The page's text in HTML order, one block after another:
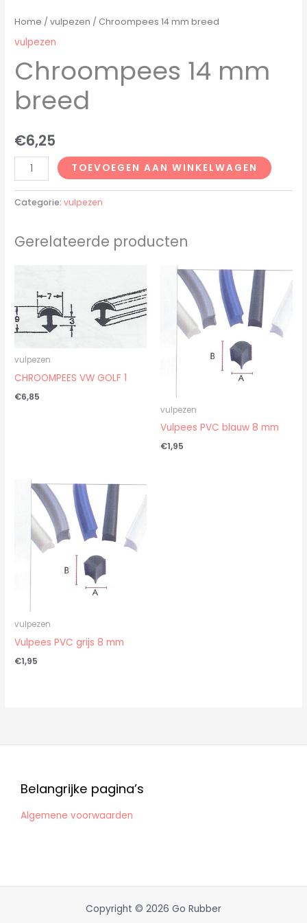
Home /vulpezen / Chroompees 14 mm breed
vulpezen
Chroompees 14 mm
breed
€6,25
TOEVOEGEN AAN WINKELWAGEN
Categorie:vulpezen
Gerelateerde producten
vulpezen
CHROOMPEES VW GOLF 1
€6,85
vulpezen
Vulpees PVC blauw 8 mm
€1,95
vulpezen
Vulpees PVC grijs 8 mm
€1,95
Belangrijke pagina’s
Algemene voorwaarden
Copyright © 2026 Go Rubber